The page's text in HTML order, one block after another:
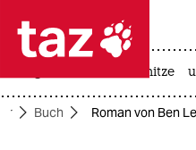
 taz
taz zahl
hitze
Buch Roman von Ben